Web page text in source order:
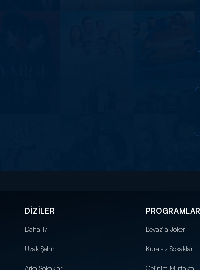
DİZİLER
Daha 17
Uzak Şehir
Arka Sokaklar
PROGRAMLAR
Beyaz'la Joker
Kuralsız Sokaklar
Gelinim Mutfakta